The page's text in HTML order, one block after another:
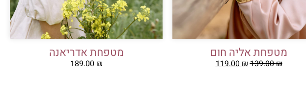
מטפחת אליה חום
139.00₪
119.00 ₪
מטפחת אדריאנה
189.00 ₪